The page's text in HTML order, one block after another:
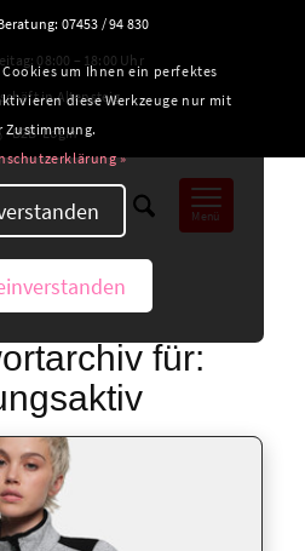
07453 / 94 830
08:00 – 18:00 Uhr
in Altensteig
B2B-Login
Menü
für:
um Ihnen ein perfektes
diese Werkzeuge nur mit
Zustimmung.
»